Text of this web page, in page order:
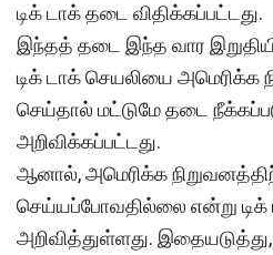
டிக் டாக் தடை விதிக்கப்பட்டது.
இந்தத் தடை இந்த வார
டிக் டாக் செயலியை அமெரிக்க
செய்தால் மட்டுமே தடை
அறிவிக்கப்பட்டது.
ஆனால், அமெரிக்க
செய்யப்போவதில்லை என்று டிக்
அறிவித்துள்ளது. இதையடுத்து,